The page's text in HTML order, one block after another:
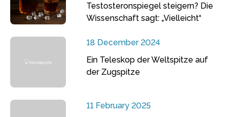
Testosteronspiegel steigern? Die
Wissenschaft sagt: „Vielleicht“
18 December 2024
Ein Teleskop der Weltspitze auf
der Zugspitze
11 February 2025